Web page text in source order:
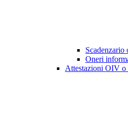
Oneri
Attestazioni OIV o